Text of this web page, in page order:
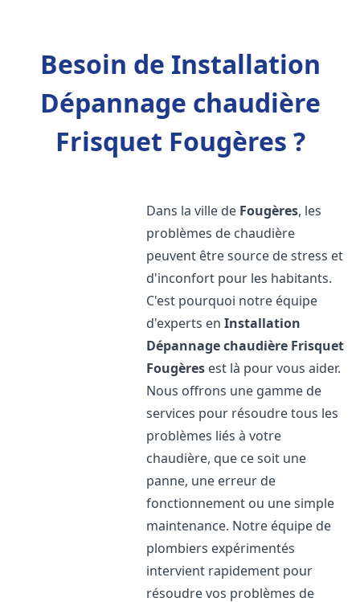
Besoin de Installation
Dépannage chaudière
Frisquet Fougères ?
Dans la ville de Fougères, les
problèmes de chaudière
peuvent être source de stress et
d'inconfort pour les habitants.
C'est pourquoi notre équipe
d'experts enInstallation
Dépannage chaudière Frisquet
Fougères est là pour vous aider.
Nous offrons une gamme de
services pour résoudre tous les
problèmes liés à votre
chaudière, que ce soit une
panne, une erreur de
fonctionnement ou une simple
maintenance. Notre équipe de
plombiers expérimentés
intervient rapidement pour
résoudre vos problèmes de